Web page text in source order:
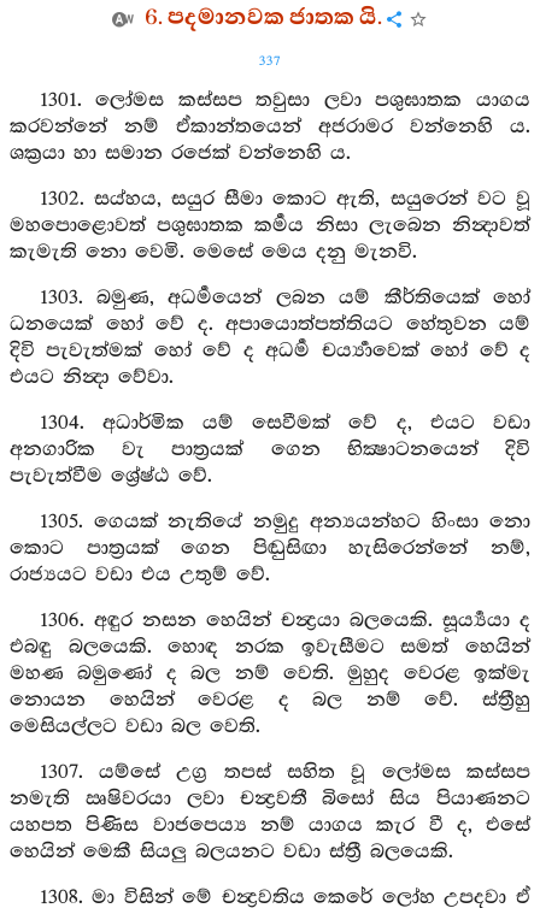
6. පදමානවක ජාතක යි.
337
1301. ලෝමස කස්සප තවුසා ලවා පශුඝාතක යාගය
කරවන්නේ නම් ඒකාන්තයෙන් අජරාමර වන්නෙහි ය.
ශක්‍රයා හා සමාන රජෙක් වන්නෙහි ය.
1302. සය්හය, සයුර සීමා කොට ඇති, සයුරෙන් වට වූ
මහපොළොවත් පශුඝාතක කර්‍මය නිසා ලැබෙන නින්‍දාවත්
කැමැති නො වෙමි. මෙසේ මෙය දනු මැනවි.
1303. බමුණ, අධර්‍මයෙන් ලබන යම් කීර්තියෙක් හෝ
ධනයෙක් හෝ වේ ද. අපායොත්පත්තියට හේතුවන යම්
දිවි පැවැත්මක් හෝ වේ ද අධර්‍ම චර්‍ය්‍යාවෙක් හෝ වේ ද
එයට නින්‍දා වේවා.
1304. අධාර්මික යම් සෙවීමක් වේ ද, එයට වඩා
අනගාරික වැ පාත්‍රයක් ගෙන භික්‍ෂාටනයෙන් දිවි
පැවැත්වීම ශ්‍රේෂ්ඨ වේ.
1305. ගෙයක් නැතියේ නමුදු අන්‍යයන්හට හිංසා නො
කොට පාත්‍රයක් ගෙන පිඬුසිඟා හැසිරෙන්නේ නම්,
රාජ්‍යයට වඩා එය උතුම් වේ.
1306. අඳුර නසන හෙයින් චන්‍ද්‍රයා බලයෙකි. සූර්‍ය්‍යයා ද
එබඳු බලයෙකි. හොඳ නරක ඉවැසීමට සමත් හෙයින්
මහණ බමුණෝ ද බල නම් වෙති. මුහුද වෙරළ ඉක්මැ
නොයන හෙයින් වෙරළ ද බල නම් වේ. ස්ත්‍රීහු
මෙසියල්ලට වඩා බල වෙති.
1307. යම්සේ උග්‍ර තපස් සහිත වූ ලෝමස කස්සප
නමැති ඍෂිවරයා ලවා චන්‍ද්‍රවතී බිසෝ සිය පියාණනට
යහපත පිණිස වාජපෙය්‍ය නම් යාගය කැර වී ද, එසේ
හෙයින් මෙකී සියලු බලයනට වඩා ස්ත්‍රී බලයෙකි.
1308. මා විසින් මේ චන්‍ද්‍රවතිය කෙරේ ලෝහ උපදවා ඒ